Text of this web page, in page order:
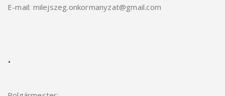
E-mail: milejszeg.onkormanyzat@gmail.com
.